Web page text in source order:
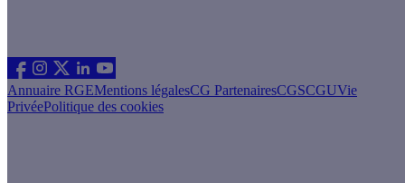
Annuaire RGEMentions légalesCG PartenairesCGSCGUVie
PrivéePolitique des cookies